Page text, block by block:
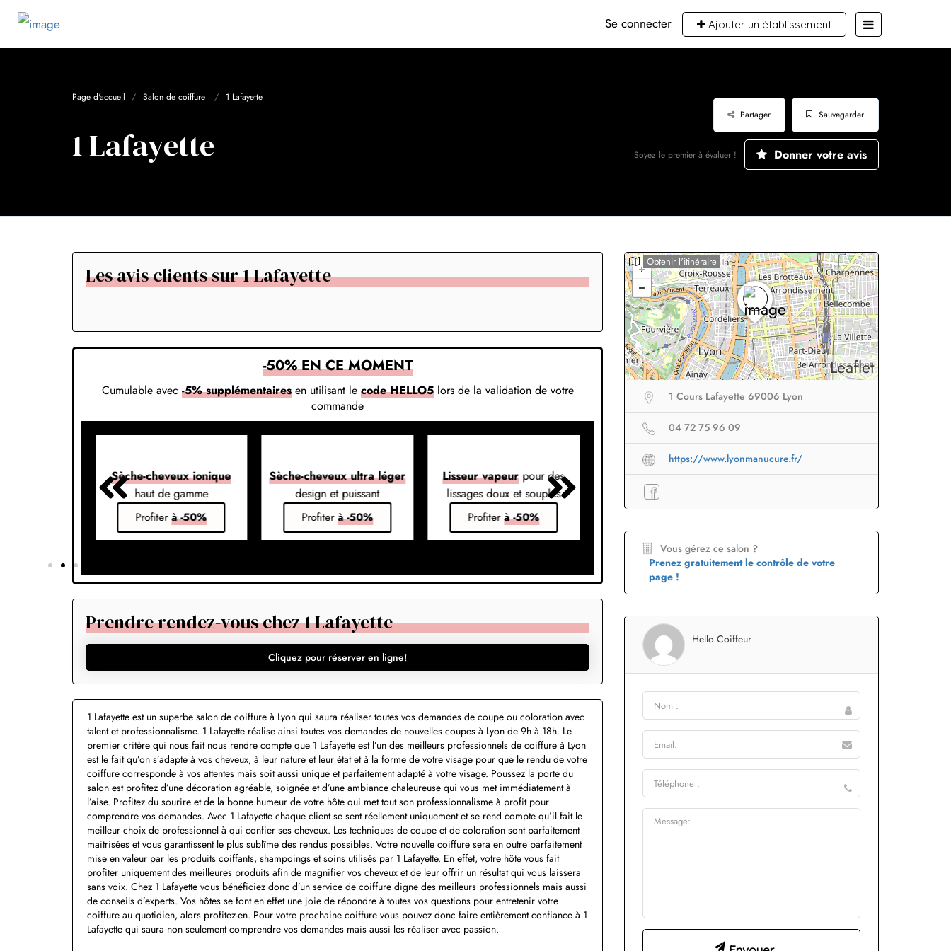
Se connecter Ajouter un établissement
Page d'accueil Salon de coiffure 1 Lafayette
1 Lafayette
Sauvegarder
Partager
Soyez le premier à évaluer ! Donner votre avis
Les avis clients sur 1 Lafayette
-50% EN CE MOMENT
Cumulable avec -5% supplémentairesen utilisant le code HELLO5lors de la validation de votre
commande
Sèche-cheveux ionique
haut de gamme
Profiterà -50%
Sèche-cheveux ultra léger
design et puissant
Profiterà -50%
Lisseur vapeurpour des
lissages doux et souples
Profiterà -50%
Lisseur sans filfacile à
emporter en voyage
Brosse lissantepour des
Prendre rendez-vous chez 1 Lafayette
Cliquez pour réserver en ligne!
1 Lafayette est un superbe salon de coiffure à Lyon qui saura réaliser toutes vos demandes de coupe ou coloration avec
talent et professionnalisme. 1 Lafayette réalise ainsi toutes vos demandes de nouvelles coupes à Lyon de 9h à 18h. Le
premier critère qui nous fait nous rendre compte que 1 Lafayette est l’un des meilleurs professionnels de coiffure à Lyon
est le fait qu’on s’adapte à vos cheveux, à leur nature et leur état et à la forme de votre visage pour que le rendu de votre
coiffure corresponde à vos attentes mais soit aussi unique et parfaitement adapté à votre visage. Poussez la porte du
salon est profitez d’une décoration agréable, soignée et d’une ambiance chaleureuse qui vous met immédiatement à
l’aise. Profitez du sourire et de la bonne humeur de votre hôte qui met tout son professionnalisme à profit pour
comprendre vos demandes. Avec 1 Lafayette chaque client se sent réellement uniquement et se rend compte qu’il fait le
meilleur choix de professionnel à qui confier ses cheveux. Les techniques de coupe et de coloration sont parfaitement
maitrisées et vous garantissent le plus sublîme des rendus possibles. Votre nouvelle coiffure sera en outre parfaitement
mise en valeur par les produits coiffants, shampoings et soins utilisés par 1 Lafayette. En effet, votre hôte vous fait
profiter uniquement des meilleures produits afin de magnifier vos cheveux et de leur offrir un résultat qui vous laissera
sans voix. Chez 1 Lafayette vous bénéficiez donc d’un service de coiffure digne des meilleurs professionnels mais aussi
de conseils d’experts. Vos hôtes se font en effet une joie de répondre à toutes vos questions pour entretenir votre
coiffure au quotidien, alors profitez-en. Pour votre prochaine coiffure vous pouvez donc faire entièrement confiance à 1
Lafayette qui saura non seulement comprendre vos demandes mais aussi les réaliser avec passion.
Leaflet
Obtenir l'itinéraire
1 Cours Lafayette 69006 Lyon
04 72 75 96 09
https://www.lyonmanucure.fr/
Vous gérez ce salon ?
Prenez gratuitement le contrôle de votre
page !
Hello Coiffeur